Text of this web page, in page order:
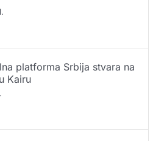
platforma Srbija stvara na
Kairu